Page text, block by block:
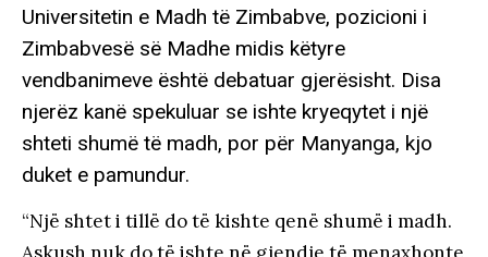
Universitetin e Madh të Zimbabve, pozicioni i
Zimbabvesë së Madhe midis këtyre
vendbanimeve është debatuar gjerësisht. Disa
njerëz kanë spekuluar se ishte kryeqytet i një
shteti shumë të madh, por për Manyanga, kjo
duket e pamundur.
“Një shtet i tillë do të kishte qenë shumë i madh.